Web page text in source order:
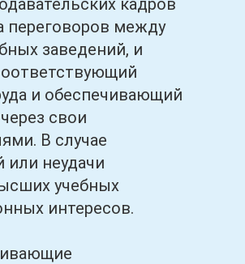
кадров
переговоров между
заведений, и
и обеспечивающий
свои
В случае
или неудачи
учебных
интересов.